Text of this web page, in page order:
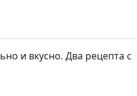
трости»
и вкусно. Два рецепта с